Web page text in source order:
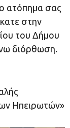
ατόπημα σας
στην
του Δήμου
διόρθωση.
Ηπειρωτών»